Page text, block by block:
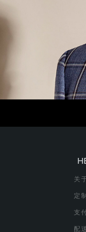
关
定
支
配